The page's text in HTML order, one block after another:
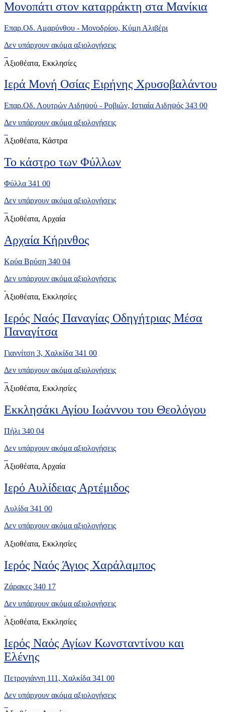
Μονοπάτι στον καταρράκτη στα Μανίκια
Επαρ.Οδ. Αμαρύνθου - Μονοδρίου, Κύμη Αλιβέρι
Δεν υπάρχουν ακόμα αξιολογήσεις
Αξιοθέατα, Εκκλησίες
Ιερά Μονή Οσίας Ειρήνης Χρυσοβαλάντου
Επαρ.Οδ. Λουτρών Αιδηψού - Ροβιών, Ιστιαία Αιδηψός 343 00
Δεν υπάρχουν ακόμα αξιολογήσεις
Αξιοθέατα, Κάστρα
Το κάστρο των Φύλλων
Φύλλα 341 00
Δεν υπάρχουν ακόμα αξιολογήσεις
Αξιοθέατα, Αρχαία
Αρχαία Κήρινθος
Κρύα Βρύση 340 04
Δεν υπάρχουν ακόμα αξιολογήσεις
Αξιοθέατα, Εκκλησίες
Ιερός Ναός Παναγίας Οδηγήτριας Μέσα
Παναγίτσα
Γιαννίτση 3, Χαλκίδα 341 00
Δεν υπάρχουν ακόμα αξιολογήσεις
Αξιοθέατα, Εκκλησίες
Εκκλησάκι Αγίου Ιωάννου του Θεολόγου
Πήλι 340 04
Δεν υπάρχουν ακόμα αξιολογήσεις
Αξιοθέατα, Αρχαία
Ιερό Αυλίδειας Αρτέμιδος
Αυλίδα 341 00
Δεν υπάρχουν ακόμα αξιολογήσεις
Αξιοθέατα, Εκκλησίες
Ιερός Ναός Άγιος Χαράλαμπος
Ζάρακες 340 17
Δεν υπάρχουν ακόμα αξιολογήσεις
Αξιοθέατα, Εκκλησίες
Ιερός Ναός Αγίων Κωνσταντίνου και
Ελένης
Πετρογιάννη 111, Χαλκίδα 341 00
Δεν υπάρχουν ακόμα αξιολογήσεις